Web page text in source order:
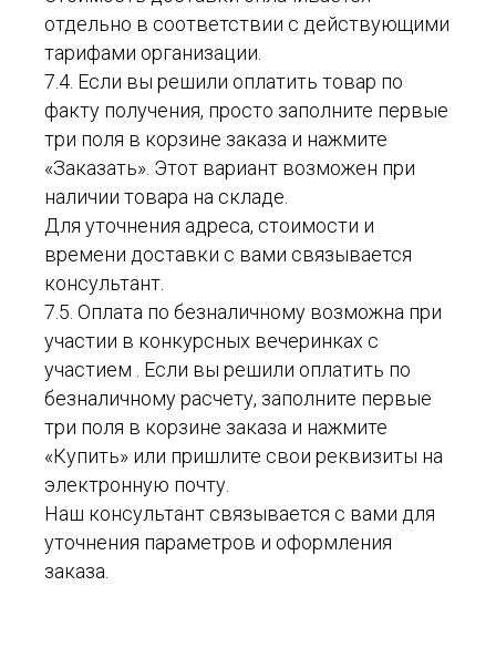
отдельно в соответствии с действующими
тарифами организации.
7.4. Если вы решили оплатить товар по
факту получения, просто заполните первые
три поля в корзине заказа и нажмите
«Заказать». Этот вариант возможен при
наличии товара на складе.
Для уточнения адреса, стоимости и
времени доставки с вами связывается
консультант.
7.5. Оплата по безналичному возможна при
участии в конкурсных вечеринках с
участием . Если вы решили оплатить по
безналичному расчету, заполните первые
три поля в корзине заказа и нажмите
«Купить» или пришлите свои реквизиты на
электронную почту.
Наш консультант связывается с вами для
уточнения параметров и оформления
заказа.